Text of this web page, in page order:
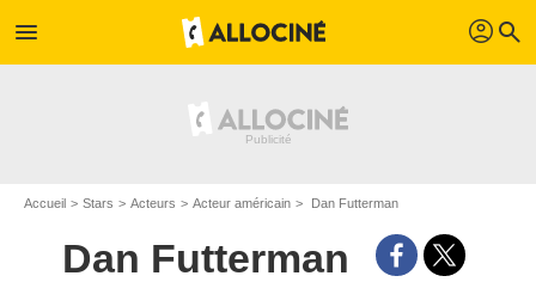
menu profil search
Accueil Stars Acteurs Acteur américain Dan Futterman
Dan Futterman